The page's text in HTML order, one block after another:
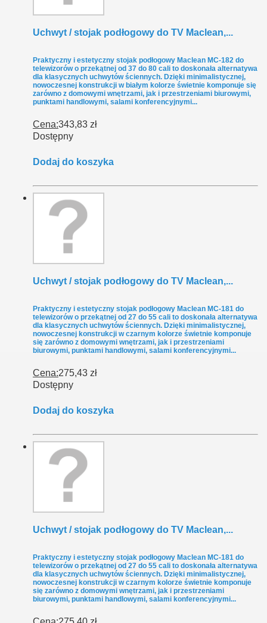
Uchwyt / stojak podłogowy do TV Maclean,...
Praktyczny i estetyczny stojak podłogowy Maclean MC-182 do
telewizorów o przekątnej od 37 do 80 cali to doskonała alternatywa
dla klasycznych uchwytów ściennych. Dzięki minimalistycznej,
nowoczesnej konstrukcji w białym kolorze świetnie komponuje się
zarówno z domowymi wnętrzami, jak i przestrzeniami biurowymi,
punktami handlowymi, salami konferencyjnymi...
Cena:343,83 zł
Dostępny
Dodaj do koszyka
Uchwyt / stojak podłogowy do TV Maclean,...
Praktyczny i estetyczny stojak podłogowy Maclean MC-181 do
telewizorów o przekątnej od 27 do 55 cali to doskonała alternatywa
dla klasycznych uchwytów ściennych. Dzięki minimalistycznej,
nowoczesnej konstrukcji w czarnym kolorze świetnie komponuje
się zarówno z domowymi wnętrzami, jak i przestrzeniami
biurowymi, punktami handlowymi, salami konferencyjnymi...
Cena:275,43 zł
Dostępny
Dodaj do koszyka
Uchwyt / stojak podłogowy do TV Maclean,...
Praktyczny i estetyczny stojak podłogowy Maclean MC-181 do
telewizorów o przekątnej od 27 do 55 cali to doskonała alternatywa
dla klasycznych uchwytów ściennych. Dzięki minimalistycznej,
nowoczesnej konstrukcji w czarnym kolorze świetnie komponuje
się zarówno z domowymi wnętrzami, jak i przestrzeniami
biurowymi, punktami handlowymi, salami konferencyjnymi...